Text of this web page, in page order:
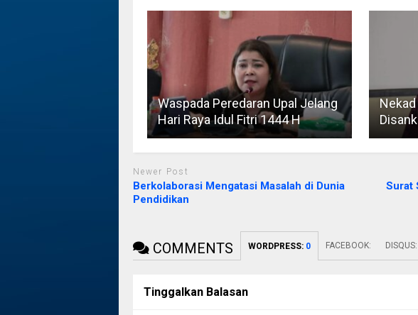
Waspada Peredaran Upal Jelang
Hari Raya Idul Fitri 1444 H
Newer Post
Berkolaborasi Mengatasi Masalah di Dunia
Pendidikan
Surat
COMMENTS WORDPRESS: 0 FACEBOOK: DISQUS:
Tinggalkan Balasan